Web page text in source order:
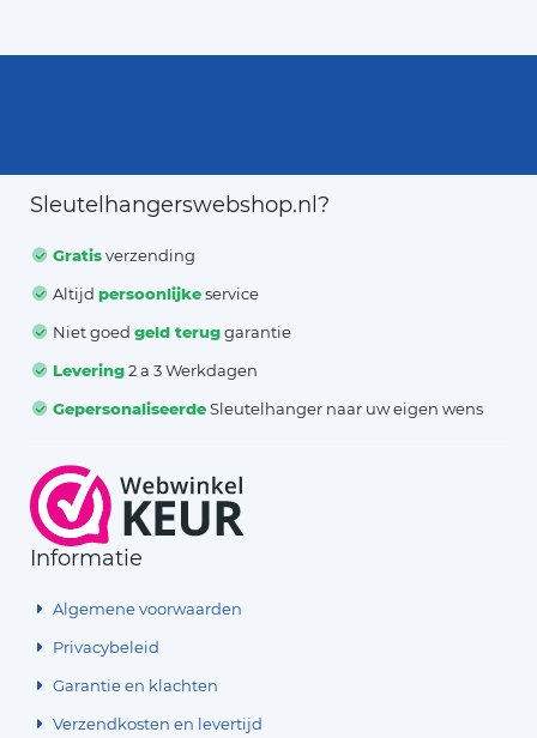
Sleutelhangerswebshop.nl?
Gratisverzending
Altijdpersoonlijkeservice
Niet goedgeld teruggarantie
Levering2 a 3 Werkdagen
GepersonaliseerdeSleutelhanger naar uw eigen wens
Informatie
Algemene voorwaarden
Privacybeleid
Garantie en klachten
Verzendkosten en levertijd